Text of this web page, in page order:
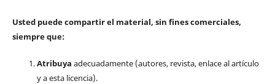
Usted puede compartir el material, sin fines comerciales,
siempre que:
Atribuya adecuadamente (autores, revista, enlace al artículo
y a esta licencia).